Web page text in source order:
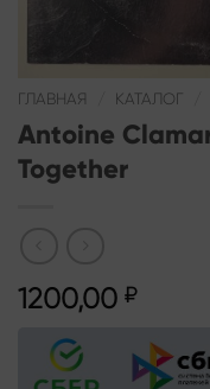
ГЛАВНАЯ КАТАЛОГ
Antoine
Together
1200,00 ₽